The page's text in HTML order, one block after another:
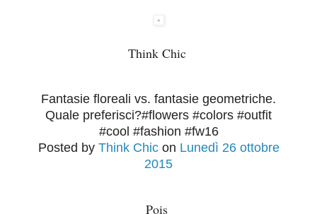
Think Chic
Fantasie floreali vs. fantasie geometriche.
Quale preferisci?#flowers #colors #outfit
#cool #fashion #fw16
Posted by Think Chicon Lunedì 26 ottobre
2015
Pois